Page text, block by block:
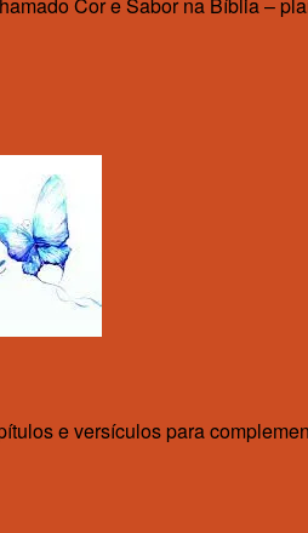
e versículos para